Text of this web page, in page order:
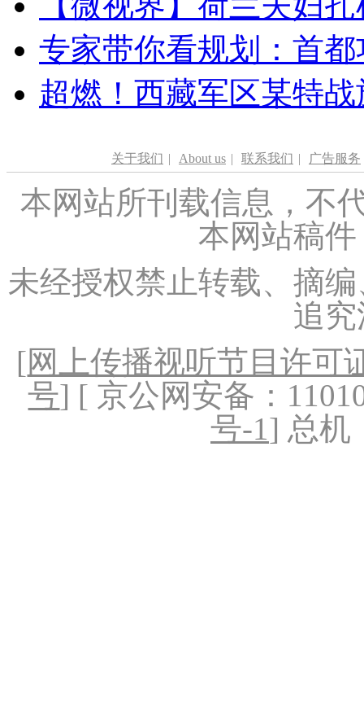
专家带你看规划：首
超燃！西藏军区某特
关于我们 | About us | 联系我们 | 广告服务
本网站所刊载信息，不
本网站稿
未经授权禁止转载、摘
追
[网上传播视听节目许可
号] [ 京公网安备：
号-1] 总机